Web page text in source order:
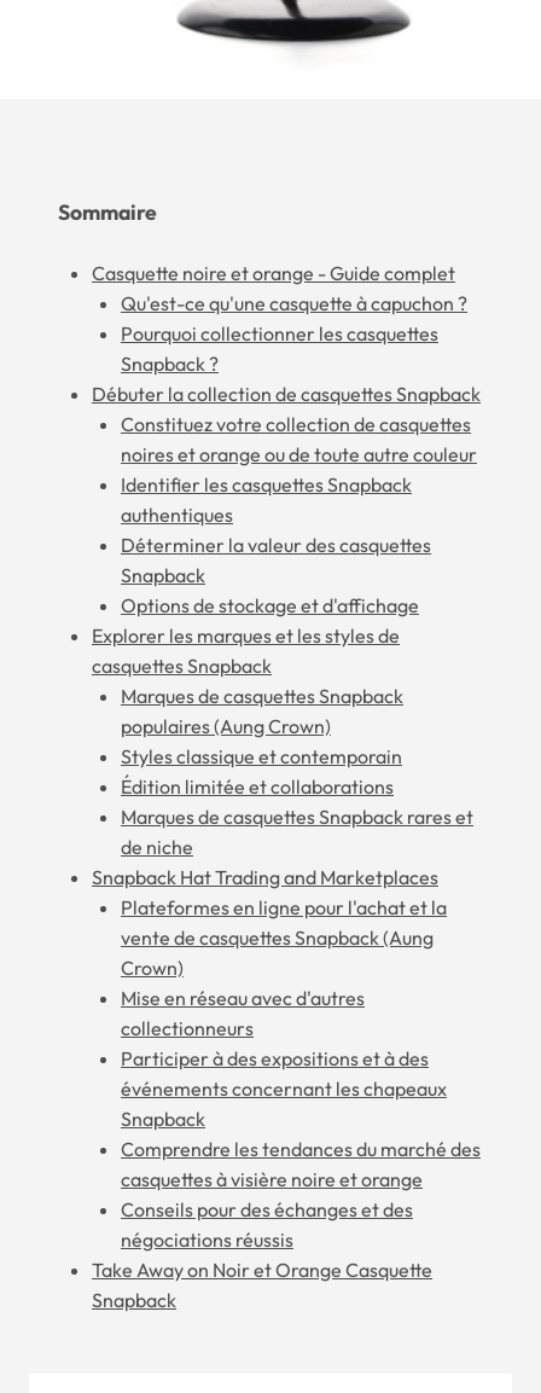
Sommaire
Casquette noire et orange - Guide complet
Qu'est-ce qu'une casquette à capuchon ?
Pourquoi collectionner les casquettes
Snapback ?
Débuter la collection de casquettes Snapback
Constituez votre collection de casquettes
noires et orange ou de toute autre couleur
Identifier les casquettes Snapback
authentiques
Déterminer la valeur des casquettes
Snapback
Options de stockage et d'affichage
Explorer les marques et les styles de
casquettes Snapback
Marques de casquettes Snapback
populaires (Aung Crown)
Styles classique et contemporain
Édition limitée et collaborations
Marques de casquettes Snapback rares et
de niche
Snapback Hat Trading and Marketplaces
Plateformes en ligne pour l'achat et la
vente de casquettes Snapback (Aung
Crown)
Mise en réseau avec d'autres
collectionneurs
Participer à des expositions et à des
événements concernant les chapeaux
Snapback
Comprendre les tendances du marché des
casquettes à visière noire et orange
Conseils pour des échanges et des
négociations réussis
Take Away on Noir et Orange Casquette
Snapback